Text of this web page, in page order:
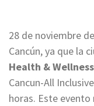
28 de noviembre
Cancún, ya que la
Health &
Cancun-All
horas. Este